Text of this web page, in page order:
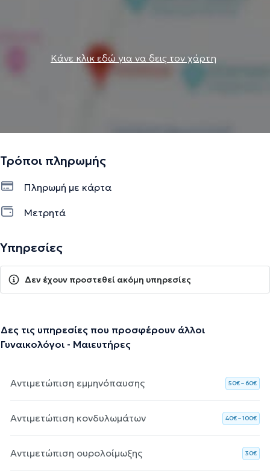
Κάνε κλικ εδώ για να δεις τον χάρτη
Τρόποι πληρωμής
Πληρωμή με κάρτα
Μετρητά
Υπηρεσίες
Δεν έχουν προστεθεί ακόμη υπηρεσίες
Δες τις υπηρεσίες που προσφέρουν άλλοι
Γυναικολόγοι - Μαιευτήρες
Αντιμετώπιση εμμηνόπαυσης 50€ – 60€
Αντιμετώπιση κονδυλωμάτων 40€ – 100€
Αντιμετώπιση ουρολοίμωξης 30€